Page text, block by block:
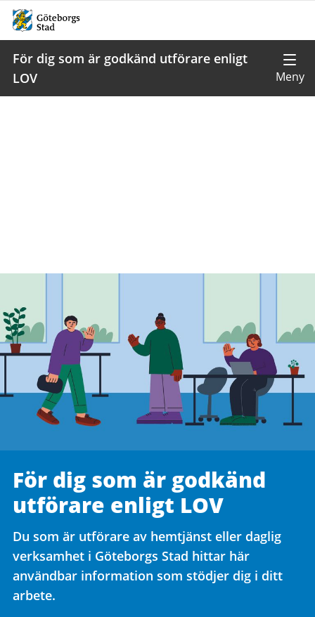
För dig som är godkänd utförare enligt
LOV
För dig som är godkänd
utförare enligt LOV
Du som är utförare av hemtjänst eller daglig
verksamhet i Göteborgs Stad hittar här
användbar information som stödjer dig i ditt
arbete.